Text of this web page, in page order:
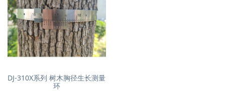
DJ-310X系列 树木胸径生长测量
环